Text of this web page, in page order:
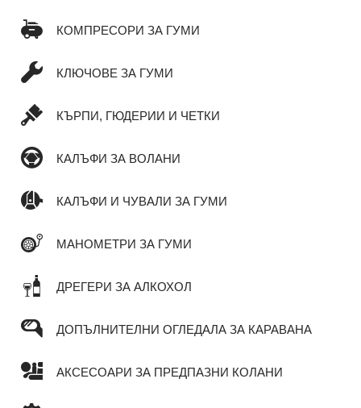
КОМПРЕСОРИ ЗА ГУМИ
КЛЮЧОВЕ ЗА ГУМИ
КЪРПИ, ГЮДЕРИИ И ЧЕТКИ
КАЛЪФИ ЗА ВОЛАНИ
КАЛЪФИ И ЧУВАЛИ ЗА ГУМИ
МАНОМЕТРИ ЗА ГУМИ
ДРЕГЕРИ ЗА АЛКОХОЛ
ДОПЪЛНИТЕЛНИ ОГЛЕДАЛА ЗА КАРАВАНА
АКСЕСОАРИ ЗА ПРЕДПАЗНИ КОЛАНИ